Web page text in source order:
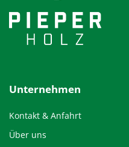
Unternehmen
Kontakt & Anfahrt
Über uns